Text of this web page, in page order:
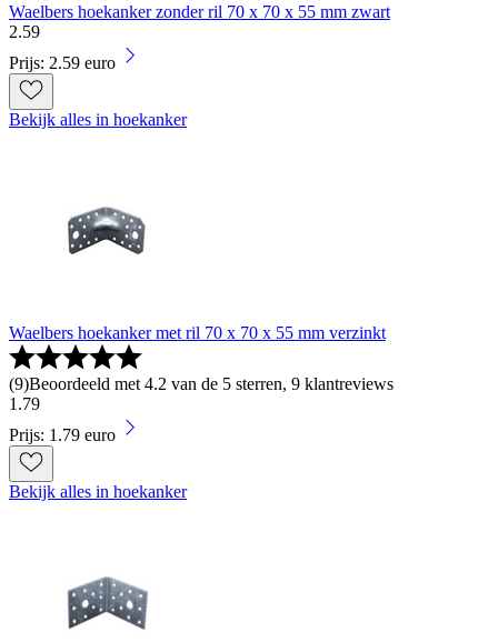
Waelbers hoekanker zonder ril 70 x 70 x 55 mm zwart
2.59
Prijs: 2.59 euro
Bekijk alles in hoekanker
Waelbers hoekanker met ril 70 x 70 x 55 mm verzinkt
(9)Beoordeeld met 4.2 van de 5 sterren, 9 klantreviews
1 .79
Prijs: 1.79 euro
Bekijk alles in hoekanker